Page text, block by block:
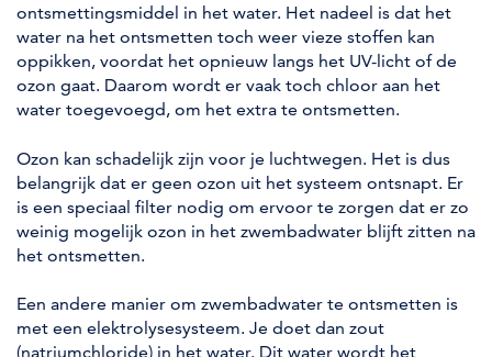
ontsmettingsmiddel in het water. Het nadeel is dat het
water na het ontsmetten toch weer vieze stoffen kan
oppikken, voordat het opnieuw langs het UV-licht of de
ozon gaat. Daarom wordt er vaak toch chloor aan het
water toegevoegd, om het extra te ontsmetten.
Ozon kan schadelijk zijn voor je luchtwegen. Het is dus
belangrijk dat er geen ozon uit het systeem ontsnapt. Er
is een speciaal filter nodig om ervoor te zorgen dat er zo
weinig mogelijk ozon in het zwembadwater blijft zitten na
het ontsmetten.
Een andere manier om zwembadwater te ontsmetten is
met een elektrolysesysteem. Je doet dan zout
(natriumchloride) in het water. Dit water wordt het